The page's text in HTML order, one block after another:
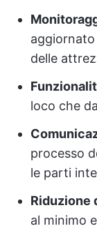
delle
loco che
processo
le parti
Riduzione
al minimo